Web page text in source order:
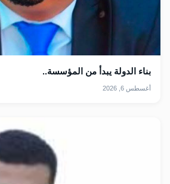
بناء الدولة يبدأ من المؤسسة..
أغسطس 6, 2026